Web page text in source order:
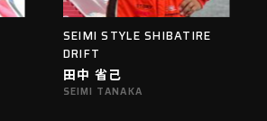
SEIMI STYLE SHIBATIRE
DRIFT
田中 省己
SEIMI TANAKA